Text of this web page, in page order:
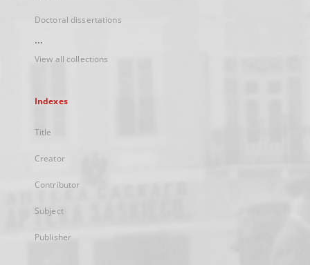
Doctoral dissertations
...
View all collections
Indexes
Title
Creator
Contributor
Subject
Publisher